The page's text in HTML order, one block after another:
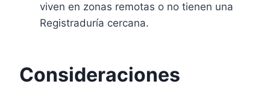
viven en zonas remotas o no tienen una
Registraduría cercana.
Consideraciones